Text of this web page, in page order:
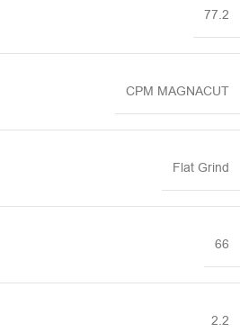
77.2
CPM MAGNACUT
Flat Grind
66
2.2